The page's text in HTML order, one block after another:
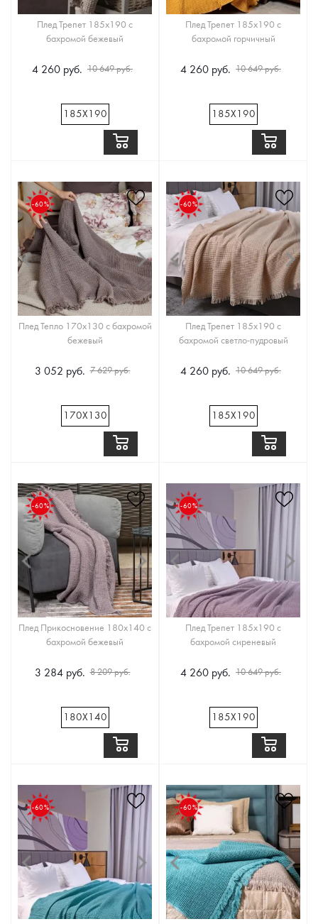
Плед Трепет 185x190 с
бахромой бежевый
4 260 руб. 10 649 руб.
185Х190
Плед Трепет 185x190 с
бахромой горчичный
4 260 руб. 10 649 руб.
185Х190
-60%
Плед Тепло 170x130 с бахромой
бежевый
3 052 руб. 7 629 руб.
170Х130
-60%
Плед Трепет 185x190 с
бахромой светло-пудровый
4 260 руб. 10 649 руб.
185Х190
-60%
Плед Прикосновение 180x140 с
бахромой бежевый
3 284 руб. 8 209 руб.
180Х140
-60%
Плед Трепет 185x190 с
бахромой сиреневый
4 260 руб. 10 649 руб.
185Х190
-60% -60%